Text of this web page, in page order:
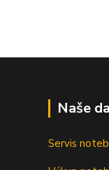
Naše
Servis